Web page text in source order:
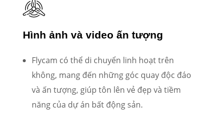
Hình ảnh và video ấn tượng
Flycam có thể di chuyển linh hoạt trên
không, mang đến những góc quay độc đáo
và ấn tượng, giúp tôn lên vẻ đẹp và tiềm
năng của dự án bất động sản.